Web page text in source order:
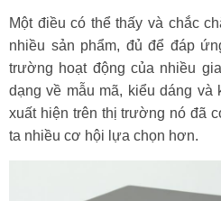
Một điều có thể thấy và chắc
nhiều sản phẩm, đủ để đáp
trường hoạt động của nhiều
dạng về mẫu mã, kiểu dáng
xuất hiện trên thị trường nó đã
ta nhiều cơ hội lựa chọn hơn.